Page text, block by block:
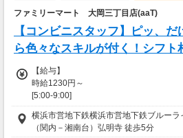
◇勤務時間（6）22:00～翌6:00 ※高校
時給1531円以上
【給与支払】
【交通費】
別途一部支給
ファミリーマート 大岡三丁目店(aaT)
【コンビニスタッフ】ピッ、
ら色々なスキルが付く！シフ
【給与】
時給1230円～
[5:00-9:00]
時給1285円～
[9:00-17:00]
横浜市営地下鉄横浜市営地下鉄ブルーラ
（関内－湘南台）弘明寺 徒歩5分